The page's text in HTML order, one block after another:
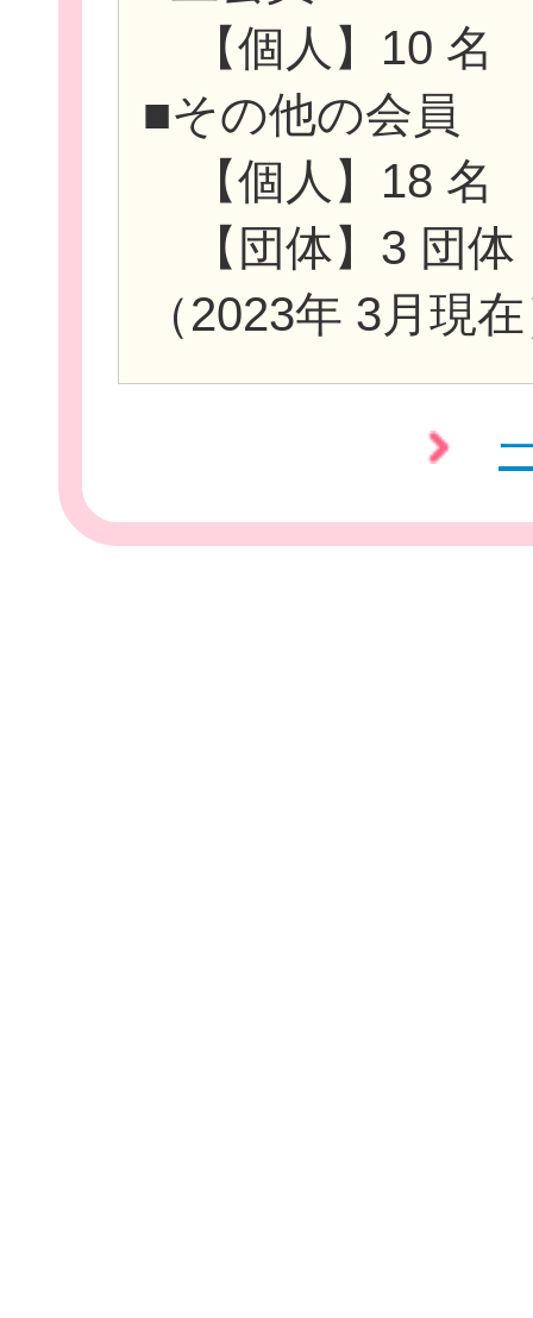
【個人】10 名
■その他の会員
【個人】18 名
【団体】3 団体
（2023年 3月現